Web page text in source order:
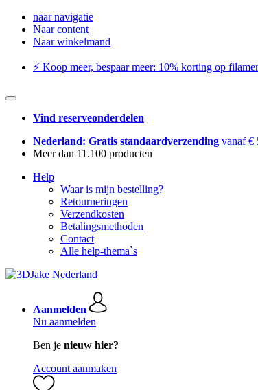
naar navigatie
Naar content
Naar winkelmand
⚡️ Koop meer, bespaar meer: ​​10% korting op
Vind reserveonderdelen
Nederland: Gratis standaardverzending vanaf €
Meer dan 11.100 producten
Help
Waar is mijn bestelling?
Retourneringen
Verzendkosten
Betalingsmethoden
Contact
Alle help-thema`s
Aanmelden
Nu aanmelden
Ben je nieuw hier?
Account aanmaken